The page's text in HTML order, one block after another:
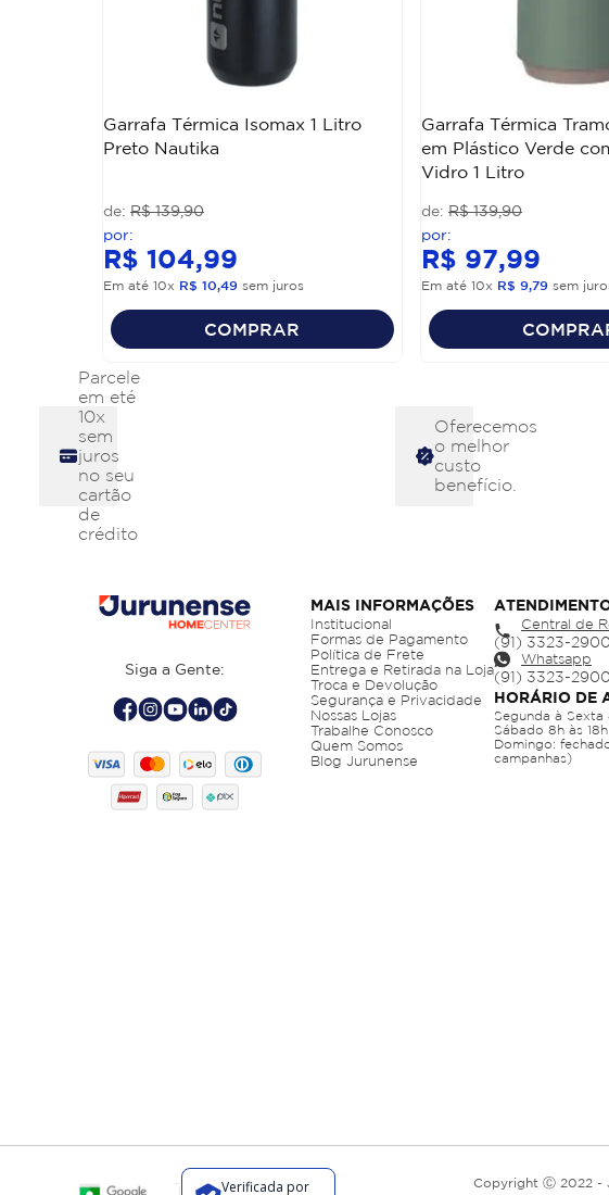
Garrafa Térmica Isomax 1 Litro
Preto Nautika
R$ 139,90
R$ 104,99
Em até10x R$ 10,49 sem juros
COMPRAR
Garrafa Térmica
em Plástico Verde
Vidro 1 Litro
R$ 139,90
R$ 97,99
Em até10x R$ 9,79 sem
Parcele
em eté
10x
sem
juros
no seu
cartão
de
crédito
Oferecemos
o melhor
custo
benefício.
Siga a Gente:
MAIS INFORMAÇÕES
Institucional
Formas de Pagamento
Política de Frete
Entrega e Retirada na Loja
Troca e Devolução
Segurança e Privacidade
Nossas Lojas
Trabalhe Conosco
Quem Somos
Blog Jurunense
Central de
Whatsapp
HORÁRIO DE
Segunda à Sexta
Sábado 8h às 18h
Domingo:
campanhas)
Copyright Ⓒ 2022 -